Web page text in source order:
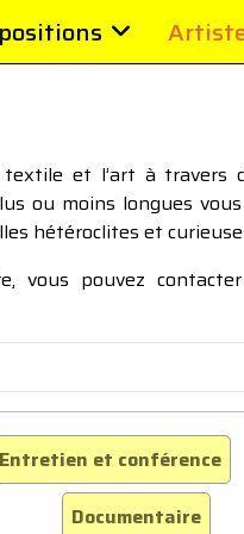
et l’art à travers
ou moins longues
hétéroclites et
pouvez contacter
Entretien et conférence
Documentaire